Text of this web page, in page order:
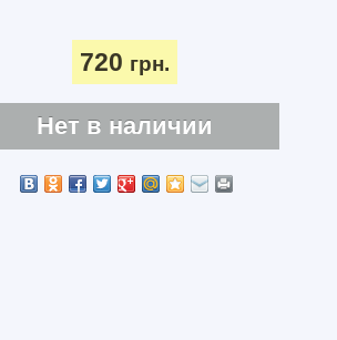
720 грн.
Нет в наличии